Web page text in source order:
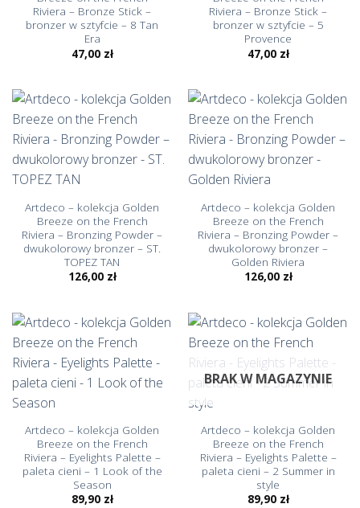
Riviera – Bronze Stick –
bronzer w sztyfcie – 8 Tan
Era
47,00 zł
Riviera – Bronze Stick –
bronzer w sztyfcie – 5
Provence
47,00 zł
Artdeco – kolekcja Golden
Breeze on the French
Riviera – Bronzing Powder –
dwukolorowy bronzer – ST.
TOPEZ TAN
126,00 zł
Artdeco – kolekcja Golden
Breeze on the French
Riviera – Bronzing Powder –
dwukolorowy bronzer –
Golden Riviera
126,00 zł
Artdeco – kolekcja Golden
Breeze on the French
Riviera – Eyelights Palette –
paleta cieni – 1 Look of the
Season
89,90 zł
BRAK W MAGAZYNIE
Artdeco – kolekcja Golden
Breeze on the French
Riviera – Eyelights Palette –
paleta cieni – 2 Summer in
style
89,90 zł